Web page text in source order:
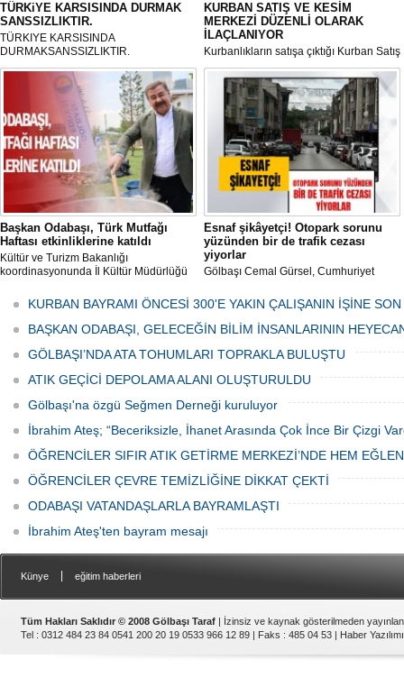
TÜRKiYE KARSISINDA DURMAK
SANSSIZLIKTIR.
TÜRKIYE KARSISINDA
DURMAKSANSSIZLIKTIR.
KURBAN SATIŞ VE KESİM
MERKEZİ DÜZENLİ OLARAK
İLAÇLANIYOR
Kurbanlıkların satışa çıktığı Kurban Satış
ve Kesim Merkezi, haşere ve
mikropların önüne geçilmesi amacıyla
her gün Gölbaşı Belediyesi ekipleri
tarafından düzenli olarak ilaçlanıyor.
Başkan Odabaşı, Türk Mutfağı
Haftası etkinliklerine katıldı
Kültür ve Turizm Bakanlığı
koordinasyonunda İl Kültür Müdürlüğü
Haftası" etkinlikleri Ankara'da devam
ediyor.
Esnaf şikâyetçi! Otopark sorunu
yüzünden bir de trafik cezası
yiyorlar
Gölbaşı Cemal Gürsel, Cumhuriyet
bulunan esnaf ve alışverişe gelen
vatandaşlar park cezaları yüzünden
canından bezdi.
KURBAN BAYRAMI ÖNCESİ 300'E YAKIN ÇALIŞANIN İŞİNE
BAŞKAN ODABAŞI, GELECEĞİN BİLİM İNSANLARININ
GÖLBAŞI’NDA ATA TOHUMLARI TOPRAKLA BULUŞTU
ATIK GEÇİCİ DEPOLAMA ALANI OLUŞTURULDU
Gölbaşı'na özgü Seğmen Derneği kuruluyor
İbrahim Ateş; “Beceriksizle, İhanet Arasında Çok İnce Bir Çizgi
ÖĞRENCİLER SIFIR ATIK GETİRME MERKEZİ’NDE HEM
ÖĞRENCİLER ÇEVRE TEMİZLİĞİNE DİKKAT ÇEKTİ
ODABAŞI VATANDAŞLARLA BAYRAMLAŞTI
İbrahim Ateş'ten bayram mesajı
Künye eğitim haberleri
Tüm Hakları Saklıdır © 2008 Gölbaşı Taraf | İzinsiz ve kaynak gösterilmeden
Tel : 0312 484 23 84 0541 200 20 19 0533 966 12 89 | Faks : 485 04 53 | Haber Yazılımı